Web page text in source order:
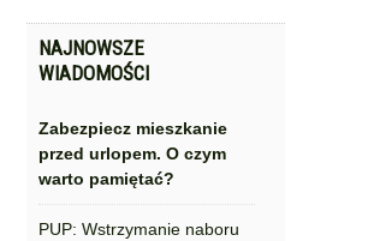
NAJNOWSZE
WIADOMOŚCI
Zabezpiecz mieszkanie
przed urlopem. O czym
warto pamiętać?
PUP: Wstrzymanie naboru